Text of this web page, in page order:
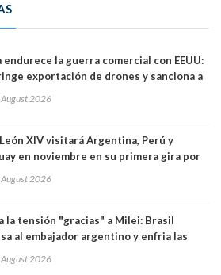
endurece la guerra comercial con EEUU:
exportación de drones y sanciona a
2026
León XIV visitará Argentina, Perú y
en noviembre en su primera gira por
2026
la tensión "gracias" a Milei: Brasil
al embajador argentino y enfria las
2026